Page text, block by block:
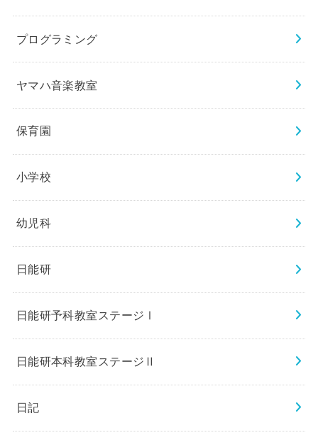
プログラミング
ヤマハ音楽教室
保育園
小学校
幼児科
日能研
日能研予科教室ステージⅠ
日能研本科教室ステージⅡ
日記